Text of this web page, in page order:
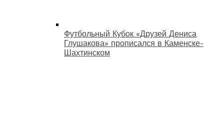
Футбольный Кубок «Друзей Дениса
Глушакова» прописался в Каменске-
Шахтинском